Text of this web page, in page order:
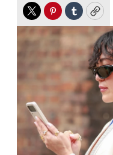
TwitterPinterest
TumblrCopy